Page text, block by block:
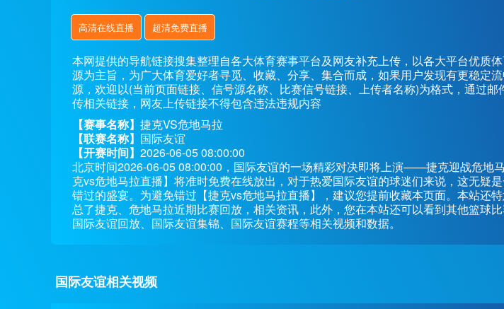
高清在线直播 超清免费直播
本网提供的导航链接搜集整理自各大体育赛事平台及网友补充上传，以各大平台优质
源为主旨，为广大体育爱好者寻觅、收藏、分享、集合而成，如果用户发现有更稳定
源，欢迎以(当前页面链接、信号源名称、比赛信号链接、上传者名称)为格式，通过邮
传相关链接，网友上传链接不得包含违法违规内容
【赛事名称】 捷克VS危地马拉
【联赛名称】 国际友谊
【开赛时间】 2026-06-05 08:00:00
北京时间2026-06-05 08:00:00，国际友谊的一场精彩对决即将上演——捷克迎战危地
克vs危地马拉直播】将准时免费在线放出，对于热爱国际友谊的球迷们来说，这无疑
错过的盛宴。为避免错过【捷克vs危地马拉直播】，建议您提前收藏本页面。本站还
总了捷克、危地马拉近期比赛回放，相关资讯，此外，您在本站还可以看到其他篮球比
国际友谊回放、国际友谊集锦、国际友谊赛程等相关视频和数据。
国际友谊相关视频